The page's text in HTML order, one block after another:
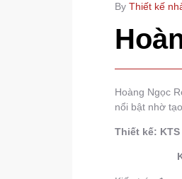
By Thiết kế
Hoàng Ngọc
nổi bật nhờ
Thiết kế:
KTS